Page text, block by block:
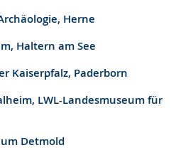
Herne
Haltern am See
Kaiserpfalz, Paderborn
LWL-Landesmuseum für
Detmold